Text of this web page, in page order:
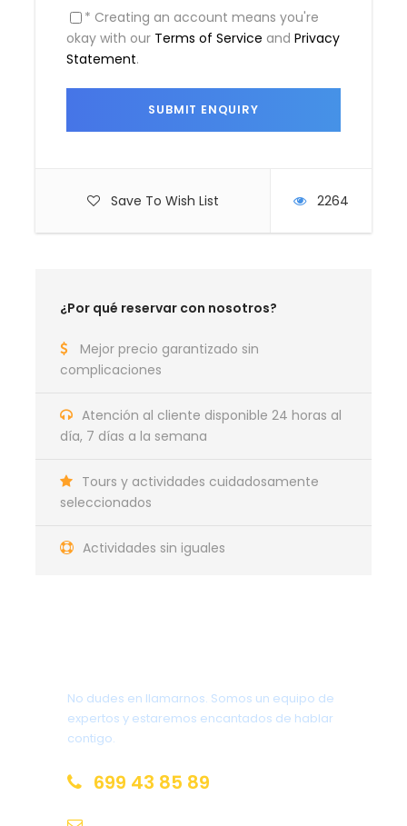
* Creating an account means you're
okay with our Terms of Service and Privacy
Statement.
Save To Wish List 2264
¿Por qué reservar con nosotros?
Mejor precio garantizado sin
complicaciones
Atención al cliente disponible 24 horas al
día, 7 días a la semana
Tours y actividades cuidadosamente
seleccionados
Actividades sin iguales
No dudes en llamarnos. Somos un equipo de
expertos y estaremos encantados de hablar
contigo.
699 43 85 89
Día 2 Clare Valley – Port Lincoln
(Aproximadamente 5 h 36 min / 531,4 km al
suroeste de Clare Valley)
Port Lincoln
norte de Port Lincoln)
(Aproximadamente 4 h 11 min / 391 km al este
de Streaky Bay)
Día 7 Port Augusta – Adelaide
(Aproximadamente 3 h 23 min / 309 km al sur